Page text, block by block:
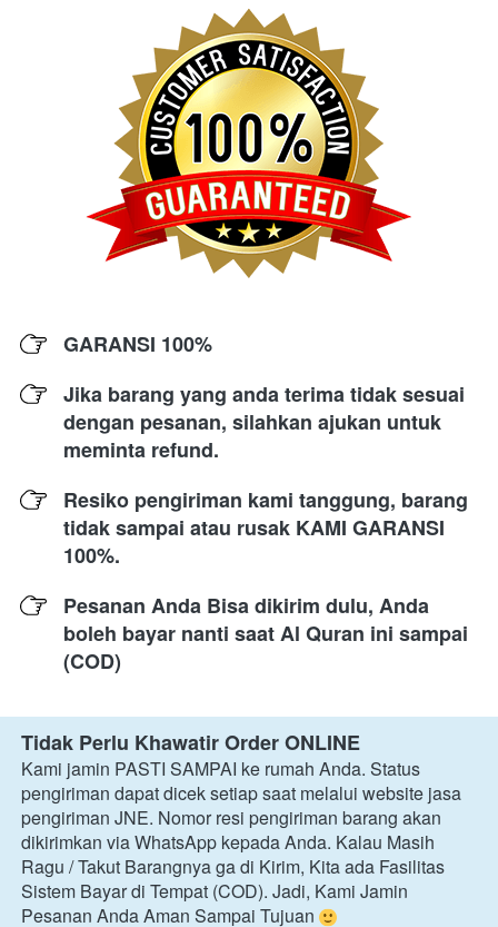
GARANSI 100%
Jika barang yang anda terima tidak sesuai
dengan pesanan, silahkan ajukan untuk
meminta refund.
Resiko pengiriman kami tanggung, barang
tidak sampai atau rusak KAMI GARANSI
100%.
Pesanan Anda Bisa dikirim dulu, Anda
boleh bayar nanti saat Al Quran ini sampai
(COD)
Tidak Perlu Khawatir Order ONLINE
Kami jamin PASTI SAMPAI ke rumah Anda. Status
pengiriman dapat dicek setiap saat melalui website jasa
pengiriman JNE. Nomor resi pengiriman barang akan
dikirimkan via WhatsApp kepada Anda. Kalau Masih
Ragu / Takut Barangnya ga di Kirim, Kita ada Fasilitas
Sistem Bayar di Tempat (COD). Jadi, Kami Jamin
Pesanan Anda Aman Sampai Tujuan